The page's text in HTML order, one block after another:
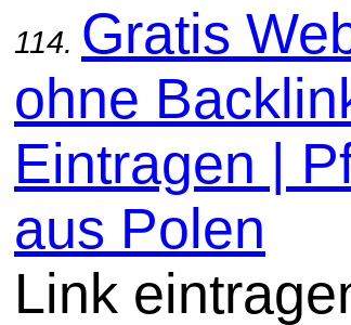
114. Gratis
ohne
Eintragen |
aus Polen
Link